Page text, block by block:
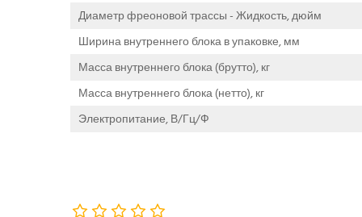
Диаметр фреоновой трассы - Жидкость, дюйм
Ширина внутреннего блока в упаковке, мм
Масса внутреннего блока (брутто), кг
Масса внутреннего блока (нетто), кг
Электропитание, В/Гц/Ф